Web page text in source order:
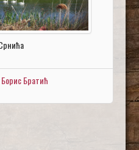
Борис Братић